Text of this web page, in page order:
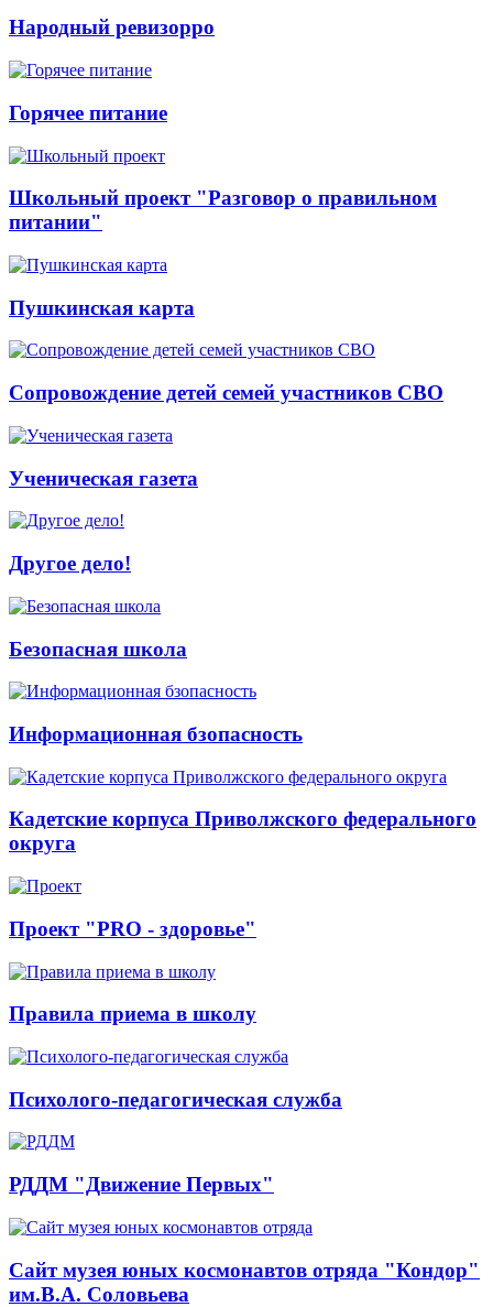
Народный ревизорро
Горячее питание
Школьный проект "Разговор о правильном
питании"
Пушкинская карта
Сопровождение детей семей участников СВО
Ученическая газета
Другое дело!
Безопасная школа
Информационная бзопасность
Кадетские корпуса Приволжского федерального
округа
Проект "PRO - здоровье"
Правила приема в школу
Психолого-педагогическая служба
РДДМ "Движение Первых"
Сайт музея юных космонавтов отряда "Кондор"
им.В.А. Соловьева